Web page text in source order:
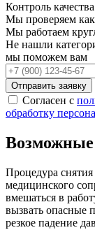
Контроль качества
Мы проверяем
Мы работаем
Не нашли
мы поможем вам
Отправить заявку
Согласен с
обработку
Возможные
Процедура снятия
медицинского
вмешаться в
вызвать опасные
резкое падение